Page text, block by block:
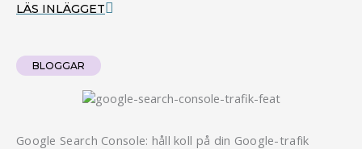
LÄS INLÄGGET
BLOGGAR
Google Search Console: håll koll på din Google-trafik